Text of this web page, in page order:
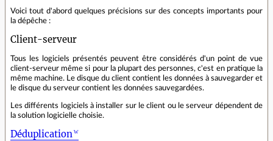
Voici tout d'abord quelques précisions sur des concepts importants pour
la dépêche :
Client-serveur
Tous les logiciels présentés peuvent être considérés d'un point de vue
client-serveur même si pour la plupart des personnes, c'est en pratique la
même machine. Le disque du client contient les données à sauvegarder et
le disque du serveur contient les données sauvegardées.
Les différents logiciels à installer sur le client ou le serveur dépendent de
la solution logicielle choisie.
Déduplication